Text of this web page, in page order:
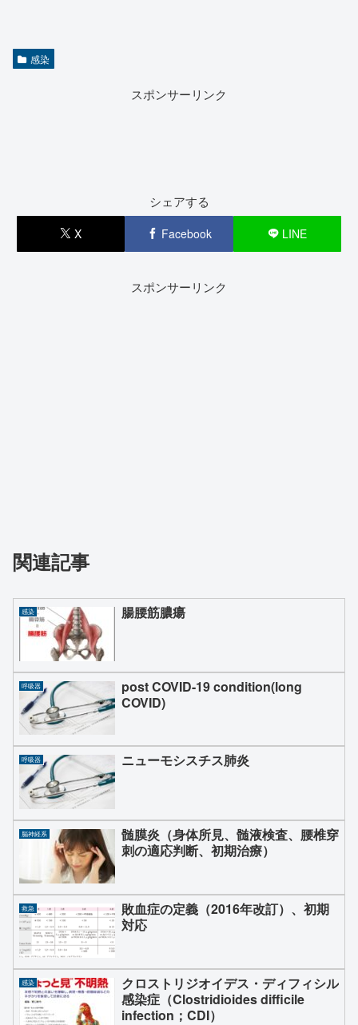
感染
スポンサーリンク
シェアする
X Facebook LINE
スポンサーリンク
関連記事
感染 腸腰筋膿瘍
呼吸器
post COVID-19 condition(long
COVID)
呼吸器 ニューモシスチス肺炎
脳神経系
髄膜炎（身体所見、髄液検査、腰椎穿
刺の適応判断、初期治療）
救急
敗血症の定義（2016年改訂）、初期
対応
感染
クロストリジオイデス・ディフィシル
感染症（Clostridioides difficile
infection；CDI）